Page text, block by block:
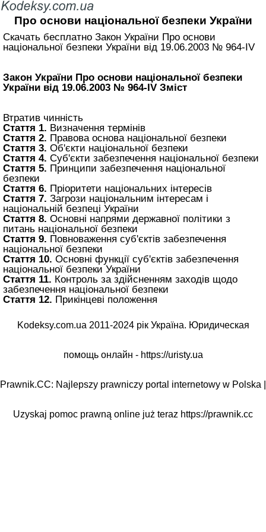
Про основи національної безпеки України
Скачать бесплатно Закон України Про основи
національної безпеки України від 19.06.2003 № 964-IV
Закон України Про основи національної безпеки
України від 19.06.2003 № 964-IV Зміст
Втратив чинність
Стаття 1. Визначення термінів
Стаття 2. Правова основа національної безпеки
Стаття 3. Об'єкти національної безпеки
Стаття 4. Суб'єкти забезпечення національної безпеки
Стаття 5. Принципи забезпечення національної
безпеки
Стаття 6. Пріоритети національних інтересів
Стаття 7. Загрози національним інтересам і
національній безпеці України
Стаття 8. Основні напрями державної політики з
питань національної безпеки
Стаття 9. Повноваження суб'єктів забезпечення
національної безпеки
Стаття 10. Основні функції суб'єктів забезпечення
національної безпеки України
Стаття 11. Контроль за здійсненням заходів щодо
забезпечення національної безпеки
Стаття 12. Прикінцеві положення
Kodeksy.com.ua 2011-2024 рік Україна. Юридическая
помощь онлайн - https://uristy.ua
Prawnik.CC: Najlepszy prawniczy portal internetowy w Polska |
Uzyskaj pomoc prawną online już teraz https://prawnik.cc